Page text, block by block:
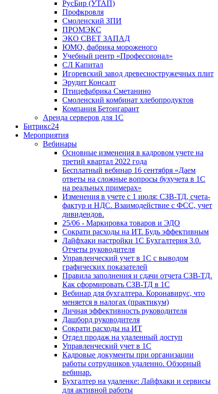
РусБир (УТАП)
Профкровля
Смоленский ЗПИ
ПРОМЭКС
ЭКО СВЕТ ЗАПАД
ЮМО, фабрика мороженого
Учебный центр «Профессионал»
СЛ Капитал
Игоревский завод древесностружечных плит
Эрудит Консалт
Птицефабрика Сметанино
Смоленский комбинат хлебопродуктов
Компания Бетонгарант
Аренда серверов для 1С
Битрикс24
Мероприятия
Вебинары
Основные изменения в кадровом учете на
третий квартал 2022 года
Бесплатный вебинар 16 сентября «Даем
ответы на сложные вопросы бухучета в 1С
на реальных примерах»
Изменения в учете с 1 июля: СЗВ-ТД, счета-
фактур и НДС. Взаимодействие с ФСС, учет
дивидендов.
25/06 - Маркировка товаров и ЭДО
Сократи расходы на ИТ. Будь эффективным
Лайфхаки настройки 1С Бухгалтерия 3.0.
Отчеты руководителя
Управленческий учет в 1С с выводом
графических показателей
Правила заполнения и сдачи отчета СЗВ-ТД.
Как сформировать СЗВ-ТД в 1С
Вебинар для бухгалтера. Коронавирус, что
меняется в налогах (практикум)
Личная эффективность руководителя
Дашборд руководителя
Сократи расходы на ИТ
Отдел продаж на удаленный доступ
Управленческий учет в 1С
Кадровые документы при организации
работы сотрудников удаленно. Обзорный
вебинар.
Бухгалтер на удаленке: Лайфхаки и сервисы
для активной работы